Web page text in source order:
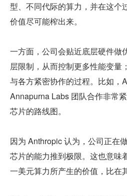
型、不同代际的算力，并在这个
价值尽可能榨出来。
一方面，公司会贴近底层硬件做
层限制，从而控制更多性能变量
与各方紧密协作的过程。比如，
Annapurna Labs 团队合作非常
芯片的路线图。
因为 Anthropic 认为，公司正在
芯片的能力推到极限。这也意味
一美元算力所产生的价值，比在